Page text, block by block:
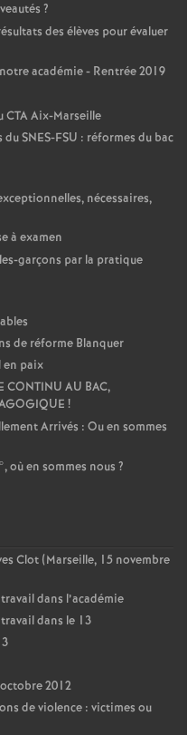
?
des élèves pour évaluer
académie - Rentrée 2019
CTA Aix-Marseille
SNES-FSU : réformes du bac
nécessaires,
à examen
garçons par la pratique
de réforme Blanquer
en paix
CONTINU AU BAC,
!
Arrivés : Ou en sommes
où en sommes nous ?
Clot (Marseille, 15 novembre
dans l’académie
dans le 13
2012
de violence : victimes ou